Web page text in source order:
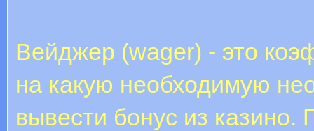
Вейджер (wager) - это
на какую необходимую
вывести бонус из